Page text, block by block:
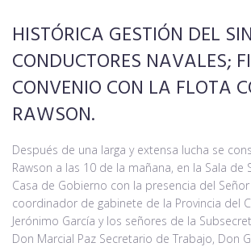
HISTÓRICA GESTIÓN DEL
CONDUCTORES NAVALES;
CONVENIO CON LA FLOTA
RAWSON.
Después de una larga y extensa lucha se
Rawson a las 10 de la mañana, en la Sala de
Casa de Gobierno con la presencia del
coordinador de gabinete de la Provincia del
Jerónimo García y los señores de la
Don Marcial Paz Secretario de Trabajo, Don